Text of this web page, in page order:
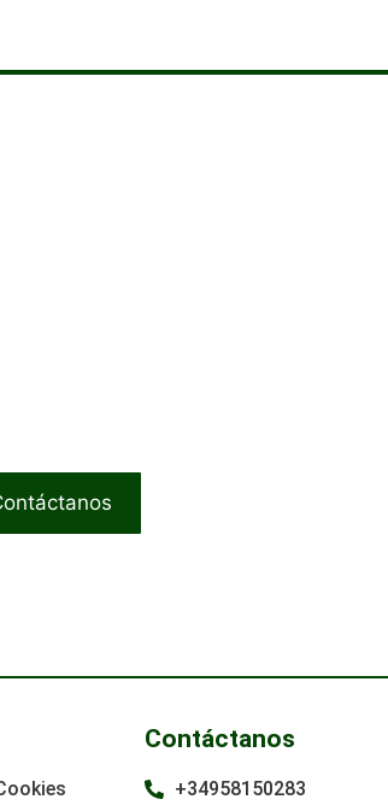
Contáctanos
+34958150283